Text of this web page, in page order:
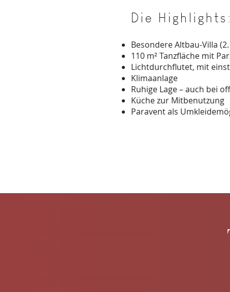
Die Highlights:
Besondere Altbau-Villa
110 m² Tanzfläche mit
Lichtdurchflutet, mit
Klimaanlage
Ruhige Lage – auch bei
Küche zur Mitbenutzung
Paravent als